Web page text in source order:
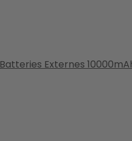
Batteries Externes